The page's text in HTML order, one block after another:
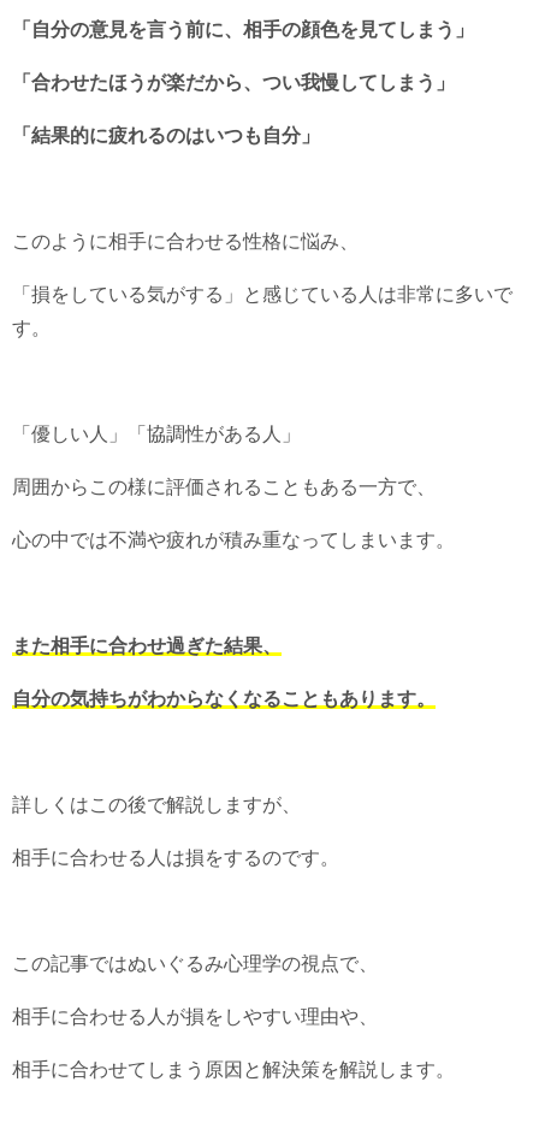
「自分の意見を言う前に、相手の顔色を見てしまう」
「合わせたほうが楽だから、つい我慢してしまう」
「結果的に疲れるのはいつも自分」
このように相手に合わせる性格に悩み、
「損をしている気がする」と感じている人は非常に多いで
す。
「優しい人」「協調性がある人」
周囲からこの様に評価されることもある一方で、
心の中では不満や疲れが積み重なってしまいます。
また相手に合わせ過ぎた結果、
自分の気持ちがわからなくなることもあります。
詳しくはこの後で解説しますが、
相手に合わせる人は損をするのです。
この記事ではぬいぐるみ心理学の視点で、
相手に合わせる人が損をしやすい理由や、
相手に合わせてしまう原因と解決策を解説します。